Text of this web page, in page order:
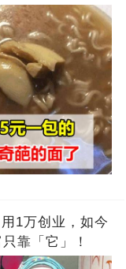
1万创业，如今
靠「它」！